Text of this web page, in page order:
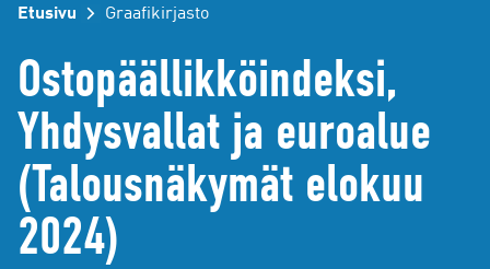
Etusivu Graafikirjasto
Ostopäällikköindeksi,
Yhdysvallat ja euroalue
(Talousnäkymät elokuu
2024)